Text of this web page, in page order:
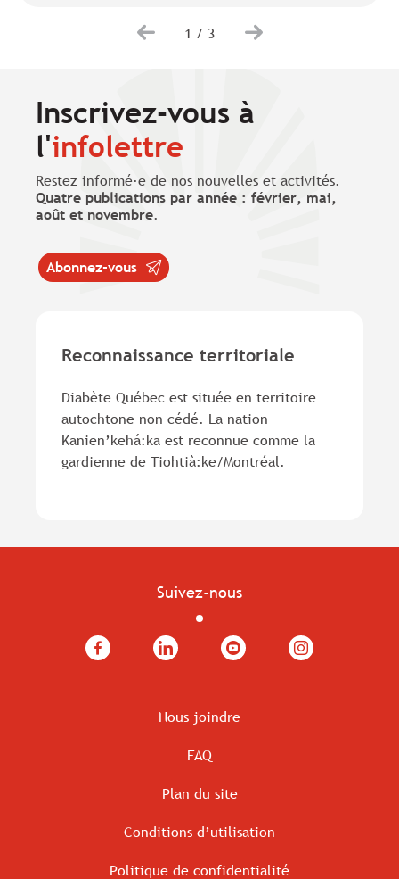
1 / 3
Inscrivez-vous à
l'infolettre
Restez informé·e de nos nouvelles et activités.
Quatre publications par année : février, mai,
août et novembre.
Abonnez-vous
Reconnaissance territoriale
Diabète Québec est située en territoire
autochtone non cédé. La nation
Kanien’kehá:ka est reconnue comme la
gardienne de Tiohtià:ke/Montréal.
Suivez-nous
Facebook LinkedIn YouTube Instagram
Nous joindre
FAQ
Plan du site
Conditions d’utilisation
Politique de confidentialité